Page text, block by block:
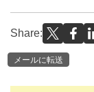
Share:
メールに転送